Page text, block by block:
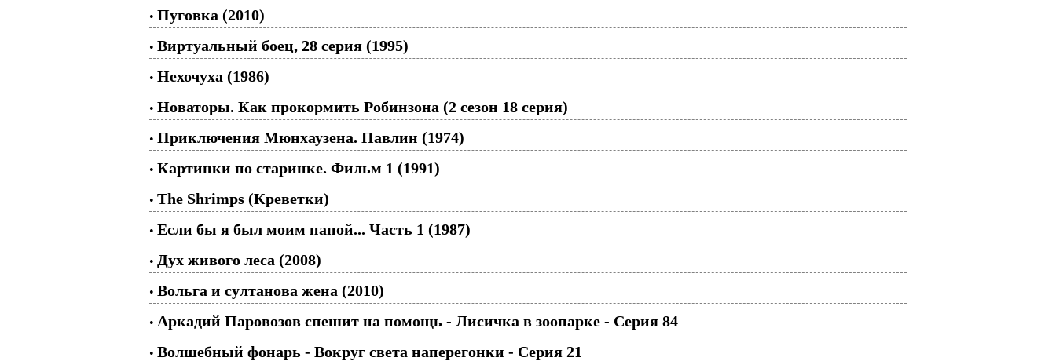
• Пуговка (2010)
• Виртуальный боец, 28 серия (1995)
• Нехочуха (1986)
• Новаторы. Как прокормить Робинзона (2 сезон 18 серия)
• Приключения Мюнхаузена. Павлин (1974)
• Картинки по старинке. Фильм 1 (1991)
• The Shrimps (Креветки)
• Если бы я был моим папой... Часть 1 (1987)
• Дух живого леса (2008)
• Вольга и султанова жена (2010)
• Аркадий Паровозов спешит на помощь - Лисичка в зоопарке - Серия 84
• Волшебный фонарь - Вокруг света наперегонки - Серия 21